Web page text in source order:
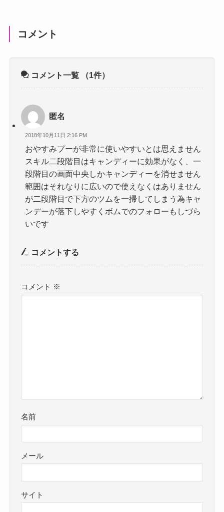
コメント
コメント一覧 （1件）
匿名
2018年10月11日 2:16 PM
おやすみプーが非常に使いやすいとは思えません
スキル二段階目はキャンディーに効果がなく、一
段階目の画面中央しかキャンディーを消せません
範囲はそれなりに広いので使えなくはありません
が二段階目で下方のツムを一掃してしまう為キャ
ンデーが落下しやすくボムでのフォローもしづら
いです
コメントする
コメント ※
名前
メール
サイト